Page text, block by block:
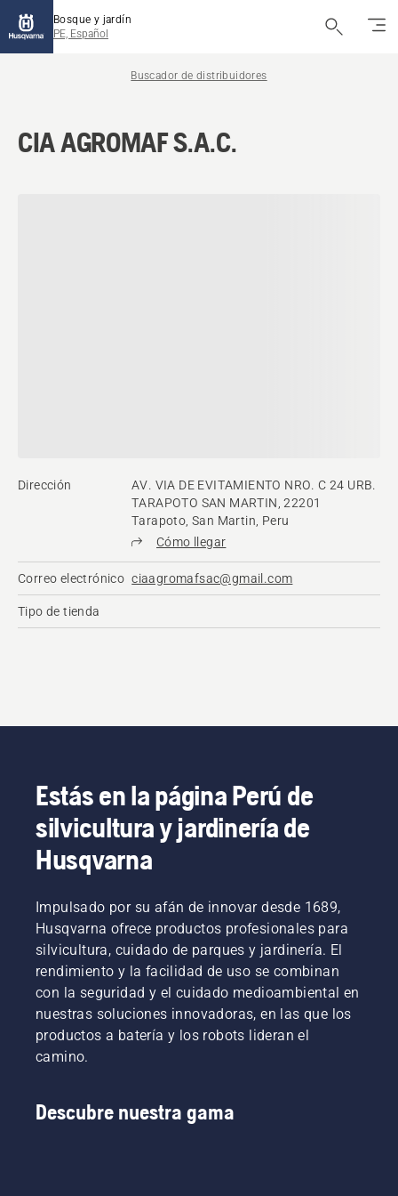
Bosque y jardín
PE, Español
Buscador de distribuidores
CIA AGROMAF S.A.C.
Dirección
AV. VIA DE EVITAMIENTO NRO. C 24 URB.
TARAPOTO SAN MARTIN, 22201
Tarapoto, San Martin, Peru
Cómo llegar
Correo electrónico ciaagromafsac@gmail.com
Tipo de tienda
Estás en la página Perú de
silvicultura y jardinería de
Husqvarna
Impulsado por su afán de innovar desde 1689,
Husqvarna ofrece productos profesionales para
silvicultura, cuidado de parques y jardinería. El
rendimiento y la facilidad de uso se combinan
con la seguridad y el cuidado medioambiental en
nuestras soluciones innovadoras, en las que los
productos a batería y los robots lideran el
camino.
Descubre nuestra gama